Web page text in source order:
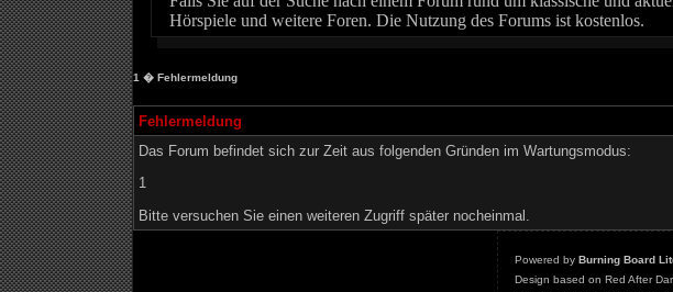
Hörspiele und weitere Foren. Die Nutzung des Forums ist kostenlos.
1 � Fehlermeldung
Fehlermeldung
Das Forum befindet sich zur Zeit aus folgenden Gründen im Wartungsmodus:
1
Bitte versuchen Sie einen weiteren Zugriff später nocheinmal.
Powered by Burning Board
Design based on Red After